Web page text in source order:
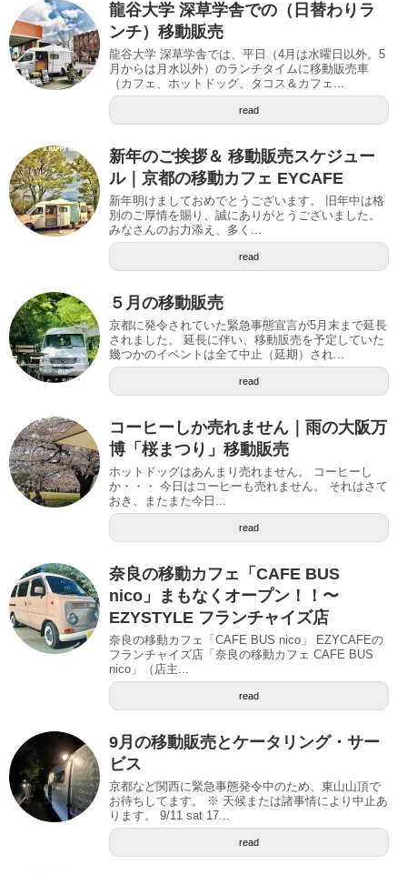
龍谷大学 深草学舎での（日替わりラ
ンチ）移動販売
龍谷大学 深草学舎では、平日（4月は水曜日以外。5
月からは月水以外）のランチタイムに移動販売車
（カフェ、ホットドッグ、タコス＆カフェ...
read
新年のご挨拶＆ 移動販売スケジュー
ル｜京都の移動カフェ EYCAFE
新年明けましておめでとうございます。 旧年中は格
別のご厚情を賜り、誠にありがとうございました。
みなさんのお力添え、多く...
read
５月の移動販売
京都に発令されていた緊急事態宣言が5月末まで延長
されました。 延長に伴い、移動販売を予定していた
幾つかのイベントは全て中止（延期）され...
read
コーヒーしか売れません｜雨の大阪万
博「桜まつり」移動販売
ホットドッグはあんまり売れません。 コーヒーし
か・・・ 今日はコーヒーも売れません。 それはさて
おき、またまた今日...
read
奈良の移動カフェ「CAFE BUS
nico」まもなくオープン！！〜
EZYSTYLE フランチャイズ店
奈良の移動カフェ「CAFE BUS nico」 EZYCAFEの
フランチャイズ店「奈良の移動カフェ CAFE BUS
nico」（店主...
read
9月の移動販売とケータリング・サー
ビス
京都など関西に緊急事態発令中のため、東山山頂で
お待ちしてます。 ※ 天候または諸事情により中止あ
ります。 9/11 sat 17...
read